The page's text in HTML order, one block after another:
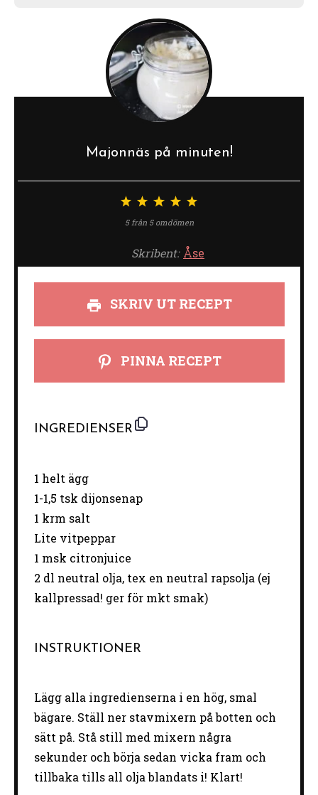
Majonnäs på minuten!
5
4
stjärnor
3
stjärnor
2
stjärnor
1
stjärna
5från 5omdömen
Skribent: Åse
SKRIV UT RECEPT
PINNA RECEPT
INGREDIENSER
1 helt ägg
1-1,5 tsk dijonsenap
1 krm salt
Lite vitpeppar
1 msk citronjuice
2 dl neutral olja, tex en neutral rapsolja (ej
kallpressad! ger för mkt smak)
INSTRUKTIONER
Lägg alla ingredienserna i en hög, smal
bägare. Ställ ner stavmixern på botten och
sätt på. Stå still med mixern några
sekunder och börja sedan vicka fram och
tillbaka tills all olja blandats i! Klart!